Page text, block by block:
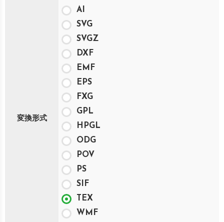
変換形式
AI
SVG
SVGZ
DXF
EMF
EPS
FXG
GPL
HPGL
ODG
POV
PS
SIF
TEX
WMF